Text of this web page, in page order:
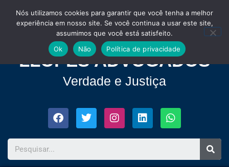
LLOPES ADVOGADOS
Verdade e Justiça
Nós utilizamos cookies para garantir que você tenha a melhor
experiência em nosso site. Se você continua a usar este site,
assumimos que você está satisfeito.
Ok
Não Política de privacidade